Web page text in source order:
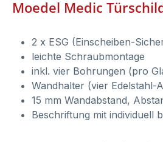
Moedel Medic
2 x ESG (Einscheiben-
leichte Schraubmontage
inkl. vier Bohrungen (pro
Wandhalter (vier Edelstahl-
15 mm Wandabstand,
Beschriftung mit individuell